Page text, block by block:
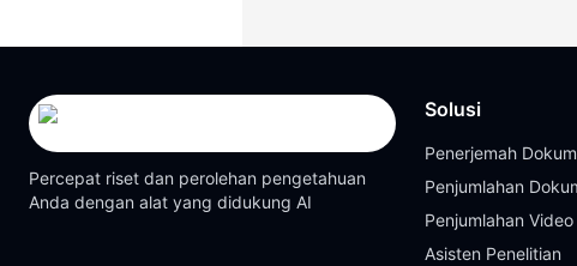
Percepat riset dan perolehan pengetahuan
Anda dengan alat yang didukung AI
Solusi
Penerjemah
Penjumlahan
Penjumlahan Video
Asisten Penelitian